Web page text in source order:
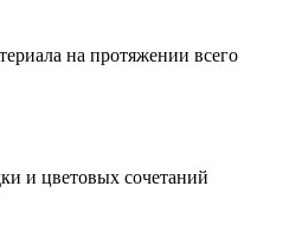
на протяжении всего
и цветовых сочетаний